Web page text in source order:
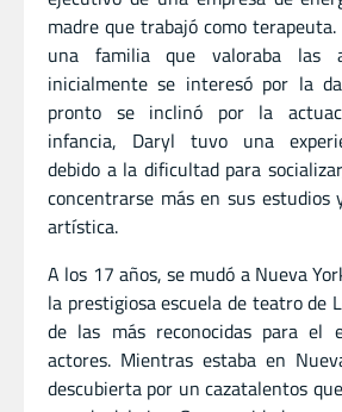
madre que trabajó como
una familia que valoraba las
inicialmente se interesó por la
pronto se inclinó por la
infancia, Daryl tuvo una
debido a la dificultad para
concentrarse más en sus estudios
artística.
A los 17 años, se mudó a Nueva
la prestigiosa escuela de teatro de
de las más reconocidas para el
actores. Mientras estaba en
descubierta por un cazatalentos